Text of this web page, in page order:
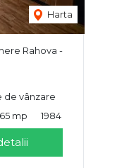
Harta
Rahova -
de vânzare
65 mp 1984